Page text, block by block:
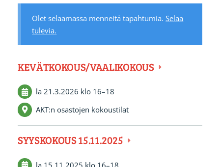
Olet selaamassa menneitä tapahtumia.Selaa
tulevia.
KEVÄTKOKOUS/VAALIKOKOUS
la 21.3.2026 klo 16–18
AKT:n osastojen kokoustilat
SYYSKOKOUS 15.11.2025
la 15.11.2025 klo 16–18